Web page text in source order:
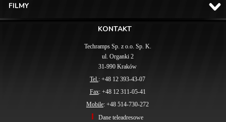
FILMY
KONTAKT
Techramps Sp. z o.o. Sp. K.
ul. Organki 2
31-990 Kraków
Tel. : +48 12 393-43-07
Fax: +48 12 311-05-41
Mobile: +48 514-730-272
Dane teleadresowe